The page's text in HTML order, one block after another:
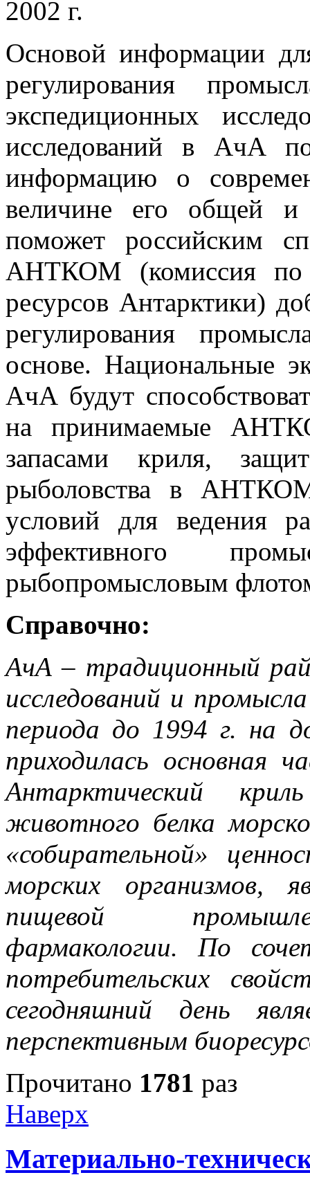
2002 г.
Основой информации
регулирования
экспедиционных
исследований в АчА
информацию о
величине его общей и
поможет российским
АНТКОМ (комиссия по
ресурсов Антарктики)
регулирования
основе. Национальные
АчА будут
на принимаемые
запасами криля,
рыболовства в
условий для ведения
эффективного
рыбопромысловым
Справочно:
АчА – традиционный
исследований и
периода до 1994 г. на
приходилась основная
Антарктический
животного белка
«собирательной»
морских организмов,
пищевой
фармакологии. По
потребительских
сегодняшний день
перспективным
Прочитано 1781 раз
Наверх
Материально-